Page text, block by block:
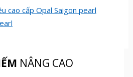
cao cấp Opal Saigon pearl
NÂNG CAO